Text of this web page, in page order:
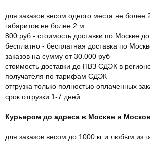
для заказов весом одного места не более
габаритов не более 2 м
800 руб - стоимость доставки по Москве
бесплатно - бесплатная доставка по
заказов на сумму от 30.000 руб
стоимость доставки до ПВЗ СДЭК в
получателя по тарифам СДЭК
отгрузка только полностью оплаченных
срок отгрузки 1-7 дней
Курьером до адреса в Москве и
для заказов весом до 1000 кг и любым из